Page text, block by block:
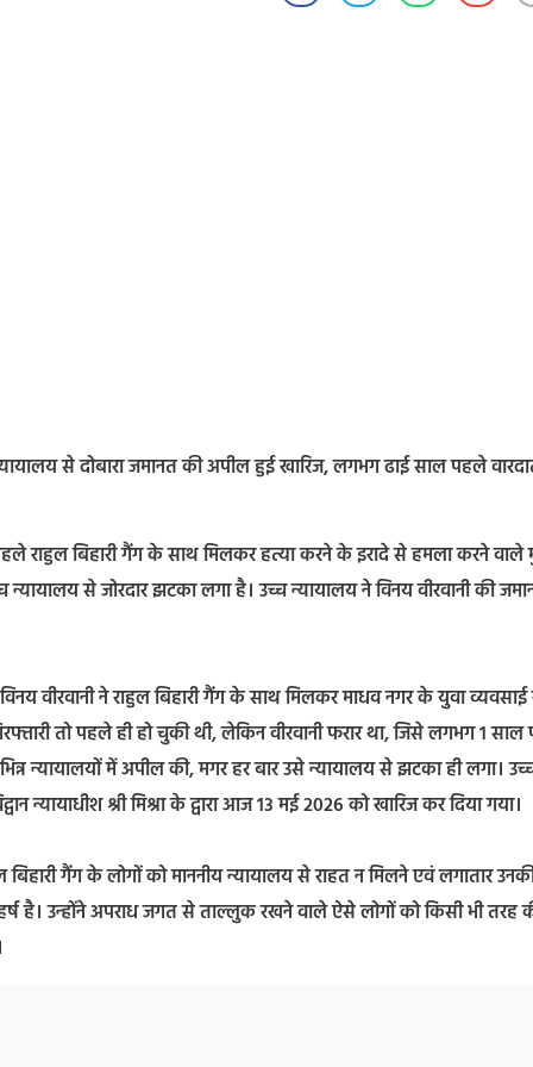
से दोबारा जमानत की अपील हुई खारिज, लगभग ढाई साल पहले
राहुल बिहारी गैंग के साथ मिलकर हत्या करने के इरादे से हमला करने
से जोरदार झटका लगा है। उच्च न्यायालय ने विनय वीरवानी की
वीरवानी ने राहुल बिहारी गैंग के साथ मिलकर माधव नगर के युवा व्यवसाई
तो पहले ही हो चुकी थी, लेकिन वीरवानी फरार था, जिसे लगभग 1
न्यायालयों में अपील की, मगर हर बार उसे न्यायालय से झटका ही लगा।
न्यायाधीश श्री मिश्रा के द्वारा आज 13 मई 2026 को खारिज कर दिया गया।
गैंग के लोगों को माननीय न्यायालय से राहत न मिलने एवं लगातार
है। उन्होंने अपराध जगत से ताल्लुक रखने वाले ऐसे लोगों को किसी भी तरह